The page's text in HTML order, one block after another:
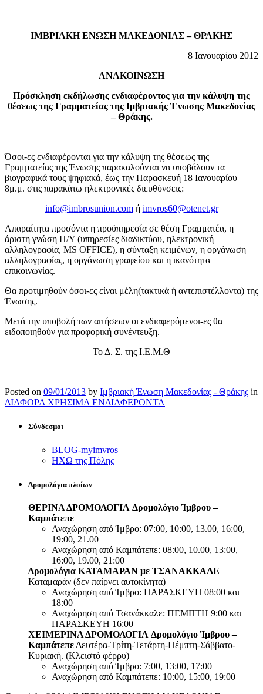
ΙΜΒΡΙΑΚΗ ΕΝΩΣΗ ΜΑΚΕΔΟΝΙΑΣ – ΘΡΑΚΗΣ
8 Ιανουαρίου 2012
ΑΝΑΚΟΙΝΩΣΗ
Πρόσκληση εκδήλωσης ενδιαφέροντος για την κάλυψη της
θέσεως της Γραμματείας της Ιμβριακής Ένωσης Μακεδονίας
– Θράκης.
Όσοι-ες ενδιαφέρονται για την κάλυψη της θέσεως της
Γραμματείας της Ένωσης παρακαλούνται να υποβάλουν τα
βιογραφικά τους ψηφιακά, έως την Παρασκευή 18 Ιανουαρίου
8μ.μ. στις παρακάτω ηλεκτρονικές διευθύνσεις:
info@imbrosunion.comή imvros60@otenet.gr
Απαραίτητα προσόντα η προϋπηρεσία σε θέση Γραμματέα, η
άριστη γνώση Η/Υ (υπηρεσίες διαδικτύου, ηλεκτρονική
αλληλογραφία, MS OFFICE), η σύνταξη κειμένων, η οργάνωση
αλληλογραφίας, η οργάνωση γραφείου και η ικανότητα
επικοινωνίας.
Θα προτιμηθούν όσοι-ες είναι μέλη(τακτικά ή αντεπιστέλλοντα) της
Ένωσης.
Μετά την υποβολή των αιτήσεων οι ενδιαφερόμενοι-ες θα
ειδοποιηθούν για προφορική συνέντευξη.
Το Δ. Σ. της Ι.Ε.Μ.Θ
Posted on 09/01/2013 by Ιμβριακή Ένωση Μακεδονίας - Θράκης in
ΔΙΑΦΟΡΑ ΧΡΗΣΙΜΑ ΕΝΔΙΑΦΕΡΟΝΤΑ
Σύνδεσμοι
BLOG-myimvros
ΗΧΩ της Πόλης
Δρομολόγια πλοίων
ΘΕΡΙΝΑ ΔΡΟΜΟΛΟΓΙΑ Δρομολόγιο Ίμβρου –
Καμπάτεπε
Αναχώρηση από Ίμβρο: 07:00, 10:00, 13.00, 16:00,
19:00, 21.00
Αναχώρηση από Καμπάτεπε: 08:00, 10.00, 13:00,
16:00, 19.00, 21:00
Δρομολόγια ΚΑΤΑΜΑΡΑΝ με ΤΣΑΝΑΚΚΑΛΕ
Καταμαράν (δεν παίρνει αυτοκίνητα)
Αναχώρηση από Ίμβρο: ΠΑΡΑΣΚΕΥΗ 08:00 και
18:00
Αναχώρηση από Τσανάκκαλε: ΠΕΜΠΤΗ 9:00 και
ΠΑΡΑΣΚΕΥΗ 16:00
ΧΕΙΜΕΡΙΝΑ ΔΡΟΜΟΛΟΓΙΑ Δρομολόγιο Ίμβρου –
Καμπάτεπε Δευτέρα-Τρίτη-Τετάρτη-Πέμπτη-Σάββατο-
Κυριακή. (Κλειστό φέρρυ)
Αναχώρηση από Ίμβρο: 7:00, 13:00, 17:00
Αναχώρηση από Καμπάτεπε: 10:00, 15:00, 19:00